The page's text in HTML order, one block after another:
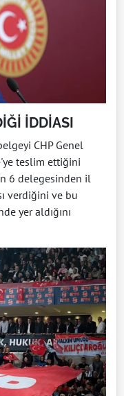
İDDİASI
CHP Genel
teslim ettiğini
6 delegesinden il
verdiğini ve bu
yer aldığını